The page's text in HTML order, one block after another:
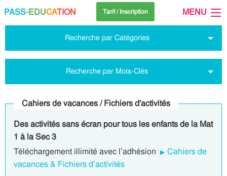
PASS-EDUCATION Tarif / Inscription MENU
Recherche par Catégories
Recherche par Mots-Clés
Cahiers de vacances / Fichiers d'activités
Des activités sans écran pour tous les enfants de la Mat
1 à la Sec 3
Téléchargement illimité avec l’adhésion
Cahiers de
vacances & Fichiers d’activités